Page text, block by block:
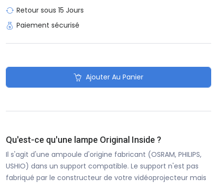
Retour sous 15 Jours
Paiement sécurisé
Ajouter Au Panier
Qu'est-ce qu'une lampe Original Inside ?
Il s'agit d'une ampoule d'origine fabricant (OSRAM, PHILIPS,
USHIO) dans un support compatible. Le support n'est pas
fabriqué par le constructeur de votre vidéoprojecteur mais